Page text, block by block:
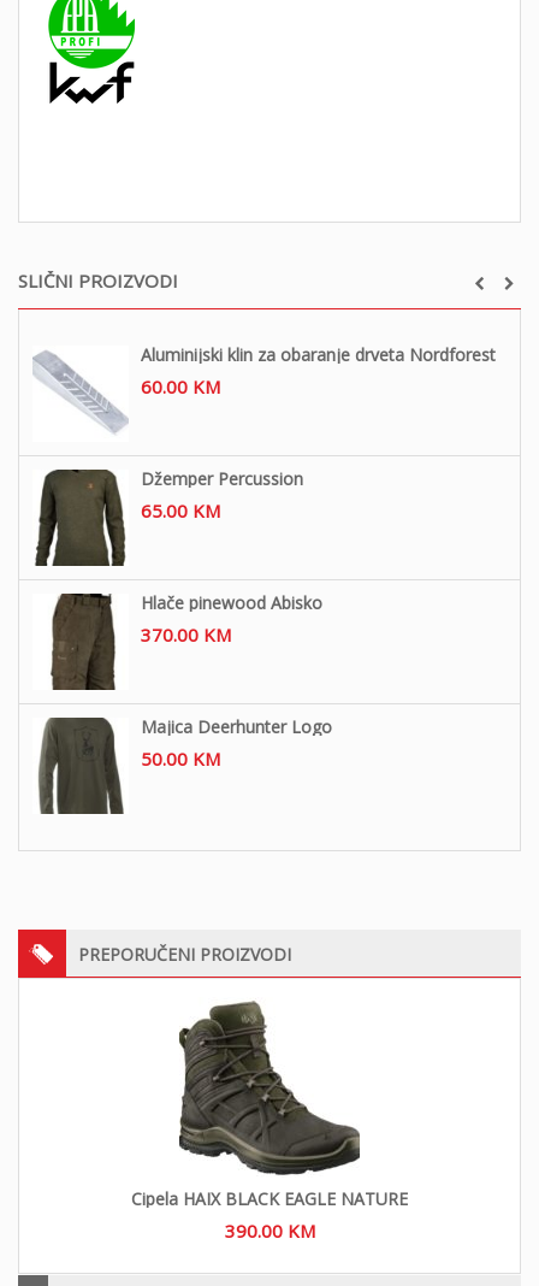
SLIČNI PROIZVODI
Aluminijski klin za obaranje drveta Nordforest
60.00 KM
Džemper Percussion
65.00 KM
Hlače pinewood Abisko
370.00 KM
Majica Deerhunter Logo
50.00 KM
PREPORUČENI PROIZVODI
Cipela HAIX BLACK EAGLE NATURE
390.00 KM